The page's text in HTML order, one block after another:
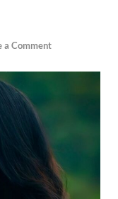
a Comment